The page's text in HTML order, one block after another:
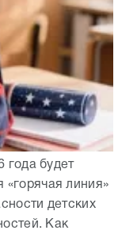
года будет
«горячая линия»
детских
Как